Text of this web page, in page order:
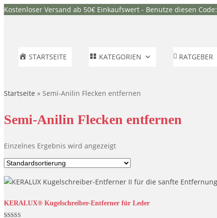
Kostenloser Versand ab 50€ Einkaufswert - Benutze diesen Code:
STARTSEITE KATEGORIEN RATGEBER
Startseite » Semi-Anilin Flecken entfernen
Semi-Anilin Flecken entfernen
Einzelnes Ergebnis wird angezeigt
KERALUX® Kugelschreiber-Entferner für Leder